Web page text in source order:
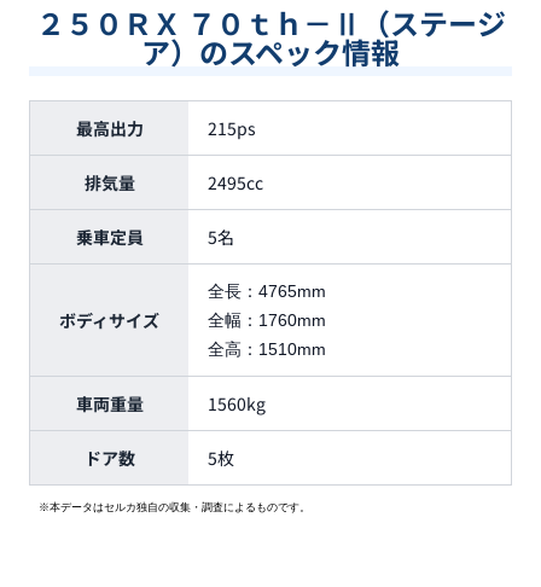
２５０ＲＸ ７０ｔｈ－Ⅱ（ステージ
ア）のスペック情報
最高出力 215ps
排気量 2495cc
乗車定員 5名
ボディサイズ
全長： 4765mm
全幅： 1760mm
全高： 1510mm
車両重量 1560kg
ドア数 5枚
※本データはセルカ独自の収集・調査によるものです。